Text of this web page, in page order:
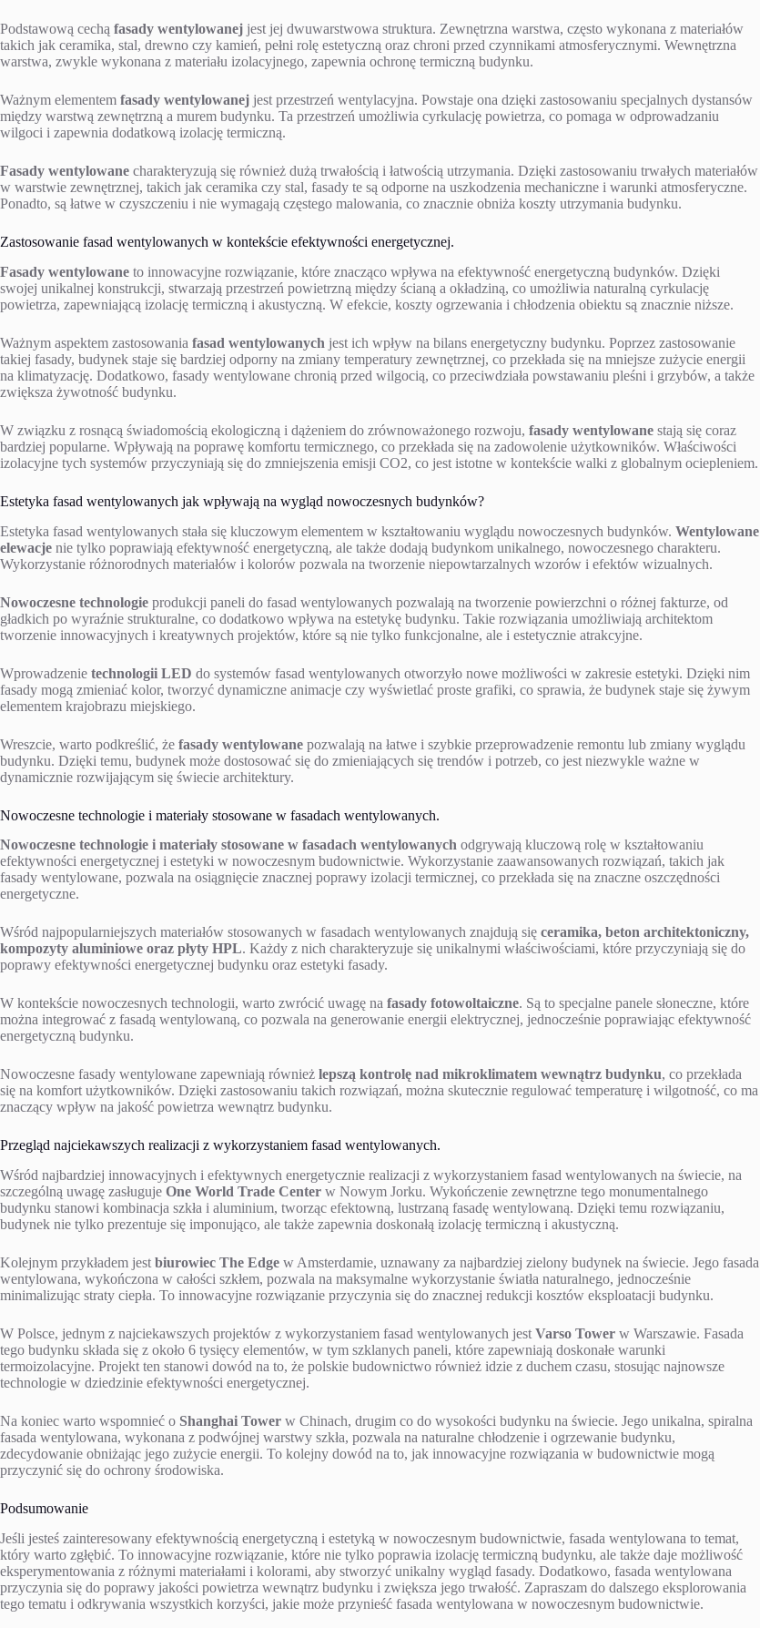
Podstawową cechą fasady wentylowanej jest jej dwuwarstwowa struktura. Zewnętrzna warstwa, często wykonana z materiałów
takich jak ceramika, stal, drewno czy kamień, pełni rolę estetyczną oraz chroni przed czynnikami atmosferycznymi. Wewnętrzna
warstwa, zwykle wykonana z materiału izolacyjnego, zapewnia ochronę termiczną budynku.
Ważnym elementem fasady wentylowanej jest przestrzeń wentylacyjna. Powstaje ona dzięki zastosowaniu specjalnych dystansów
między warstwą zewnętrzną a murem budynku. Ta przestrzeń umożliwia cyrkulację powietrza, co pomaga w odprowadzaniu
wilgoci i zapewnia dodatkową izolację termiczną.
Fasady wentylowane charakteryzują się również dużą trwałością i łatwością utrzymania. Dzięki zastosowaniu trwałych materiałów
w warstwie zewnętrznej, takich jak ceramika czy stal, fasady te są odporne na uszkodzenia mechaniczne i warunki atmosferyczne.
Ponadto, są łatwe w czyszczeniu i nie wymagają częstego malowania, co znacznie obniża koszty utrzymania budynku.
Zastosowanie fasad wentylowanych w kontekście efektywności energetycznej.
Fasady wentylowane to innowacyjne rozwiązanie, które znacząco wpływa na efektywność energetyczną budynków. Dzięki
swojej unikalnej konstrukcji, stwarzają przestrzeń powietrzną między ścianą a okładziną, co umożliwia naturalną cyrkulację
powietrza, zapewniającą izolację termiczną i akustyczną. W efekcie, koszty ogrzewania i chłodzenia obiektu są znacznie niższe.
Ważnym aspektem zastosowania fasad wentylowanych jest ich wpływ na bilans energetyczny budynku. Poprzez zastosowanie
takiej fasady, budynek staje się bardziej odporny na zmiany temperatury zewnętrznej, co przekłada się na mniejsze zużycie energii
na klimatyzację. Dodatkowo, fasady wentylowane chronią przed wilgocią, co przeciwdziała powstawaniu pleśni i grzybów, a także
zwiększa żywotność budynku.
W związku z rosnącą świadomością ekologiczną i dążeniem do zrównoważonego rozwoju, fasady wentylowane stają się coraz
bardziej popularne. Wpływają na poprawę komfortu termicznego, co przekłada się na zadowolenie użytkowników. Właściwości
izolacyjne tych systemów przyczyniają się do zmniejszenia emisji CO2, co jest istotne w kontekście walki z globalnym ociepleniem.
Estetyka fasad wentylowanych jak wpływają na wygląd nowoczesnych budynków?
Estetyka fasad wentylowanych stała się kluczowym elementem w kształtowaniu wyglądu nowoczesnych budynków. Wentylowane
elewacje nie tylko poprawiają efektywność energetyczną, ale także dodają budynkom unikalnego, nowoczesnego charakteru.
Wykorzystanie różnorodnych materiałów i kolorów pozwala na tworzenie niepowtarzalnych wzorów i efektów wizualnych.
Nowoczesne technologie produkcji paneli do fasad wentylowanych pozwalają na tworzenie powierzchni o różnej fakturze, od
gładkich po wyraźnie strukturalne, co dodatkowo wpływa na estetykę budynku. Takie rozwiązania umożliwiają architektom
tworzenie innowacyjnych i kreatywnych projektów, które są nie tylko funkcjonalne, ale i estetycznie atrakcyjne.
Wprowadzenie technologii LED do systemów fasad wentylowanych otworzyło nowe możliwości w zakresie estetyki. Dzięki nim
fasady mogą zmieniać kolor, tworzyć dynamiczne animacje czy wyświetlać proste grafiki, co sprawia, że budynek staje się żywym
elementem krajobrazu miejskiego.
Wreszcie, warto podkreślić, że fasady wentylowane pozwalają na łatwe i szybkie przeprowadzenie remontu lub zmiany wyglądu
budynku. Dzięki temu, budynek może dostosować się do zmieniających się trendów i potrzeb, co jest niezwykle ważne w
dynamicznie rozwijającym się świecie architektury.
Nowoczesne technologie i materiały stosowane w fasadach wentylowanych.
Nowoczesne technologie i materiały stosowane w fasadach wentylowanych odgrywają kluczową rolę w kształtowaniu
efektywności energetycznej i estetyki w nowoczesnym budownictwie. Wykorzystanie zaawansowanych rozwiązań, takich jak
fasady wentylowane, pozwala na osiągnięcie znacznej poprawy izolacji termicznej, co przekłada się na znaczne oszczędności
energetyczne.
Wśród najpopularniejszych materiałów stosowanych w fasadach wentylowanych znajdują się ceramika, beton architektoniczny,
kompozyty aluminiowe oraz płyty HPL. Każdy z nich charakteryzuje się unikalnymi właściwościami, które przyczyniają się do
poprawy efektywności energetycznej budynku oraz estetyki fasady.
W kontekście nowoczesnych technologii, warto zwrócić uwagę na fasady fotowoltaiczne. Są to specjalne panele słoneczne, które
można integrować z fasadą wentylowaną, co pozwala na generowanie energii elektrycznej, jednocześnie poprawiając efektywność
energetyczną budynku.
Nowoczesne fasady wentylowane zapewniają również lepszą kontrolę nad mikroklimatem wewnątrz budynku, co przekłada
się na komfort użytkowników. Dzięki zastosowaniu takich rozwiązań, można skutecznie regulować temperaturę i wilgotność, co ma
znaczący wpływ na jakość powietrza wewnątrz budynku.
Przegląd najciekawszych realizacji z wykorzystaniem fasad wentylowanych.
Wśród najbardziej innowacyjnych i efektywnych energetycznie realizacji z wykorzystaniem fasad wentylowanych na świecie, na
szczególną uwagę zasługuje One World Trade Center w Nowym Jorku. Wykończenie zewnętrzne tego monumentalnego
budynku stanowi kombinacja szkła i aluminium, tworząc efektowną, lustrzaną fasadę wentylowaną. Dzięki temu rozwiązaniu,
budynek nie tylko prezentuje się imponująco, ale także zapewnia doskonałą izolację termiczną i akustyczną.
Kolejnym przykładem jest biurowiec The Edge w Amsterdamie, uznawany za najbardziej zielony budynek na świecie. Jego fasada
wentylowana, wykończona w całości szkłem, pozwala na maksymalne wykorzystanie światła naturalnego, jednocześnie
minimalizując straty ciepła. To innowacyjne rozwiązanie przyczynia się do znacznej redukcji kosztów eksploatacji budynku.
W Polsce, jednym z najciekawszych projektów z wykorzystaniem fasad wentylowanych jest Varso Tower w Warszawie. Fasada
tego budynku składa się z około 6 tysięcy elementów, w tym szklanych paneli, które zapewniają doskonałe warunki
termoizolacyjne. Projekt ten stanowi dowód na to, że polskie budownictwo również idzie z duchem czasu, stosując najnowsze
technologie w dziedzinie efektywności energetycznej.
Na koniec warto wspomnieć o Shanghai Tower w Chinach, drugim co do wysokości budynku na świecie. Jego unikalna, spiralna
fasada wentylowana, wykonana z podwójnej warstwy szkła, pozwala na naturalne chłodzenie i ogrzewanie budynku,
zdecydowanie obniżając jego zużycie energii. To kolejny dowód na to, jak innowacyjne rozwiązania w budownictwie mogą
przyczynić się do ochrony środowiska.
Podsumowanie
Jeśli jesteś zainteresowany efektywnością energetyczną i estetyką w nowoczesnym budownictwie, fasada wentylowana to temat,
który warto zgłębić. To innowacyjne rozwiązanie, które nie tylko poprawia izolację termiczną budynku, ale także daje możliwość
eksperymentowania z różnymi materiałami i kolorami, aby stworzyć unikalny wygląd fasady. Dodatkowo, fasada wentylowana
przyczynia się do poprawy jakości powietrza wewnątrz budynku i zwiększa jego trwałość. Zapraszam do dalszego eksplorowania
tego tematu i odkrywania wszystkich korzyści, jakie może przynieść fasada wentylowana w nowoczesnym budownictwie.